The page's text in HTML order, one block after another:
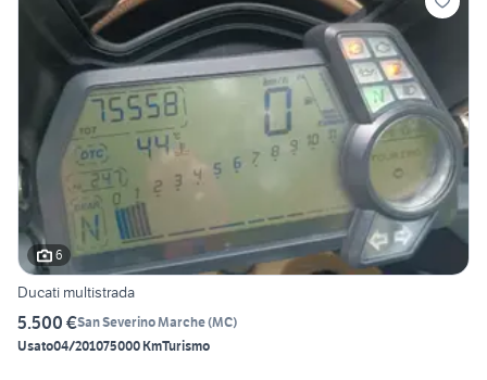
6
Ducati multistrada
5.500 €San Severino Marche(MC)
Usato04/201075000 KmTurismo